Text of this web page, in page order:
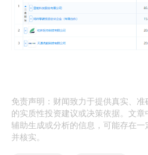
免责声明：财闻致力于提供真实、
的实质性投资建议或决策依据。文
辅助生成或分析的信息，可能存在
并核实。